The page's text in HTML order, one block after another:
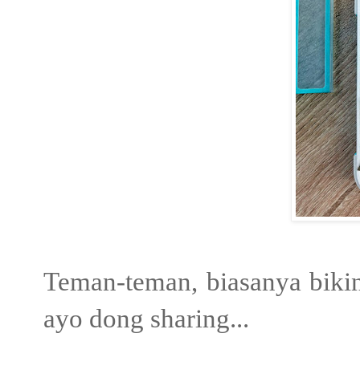
Teman-teman, biasanya
ayo dong sharing...